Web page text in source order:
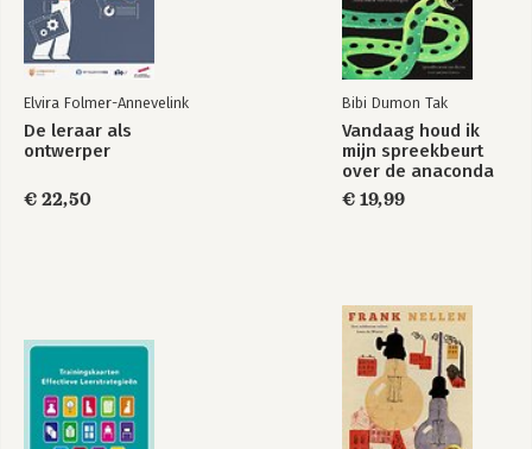
Bekijk alle boeken
Elvira Folmer-Annevelink
De leraar als
ontwerper
€ 22,50
Bibi Dumon Tak
Vandaag houd ik
mijn spreekbeurt
over de anaconda
€ 19,99